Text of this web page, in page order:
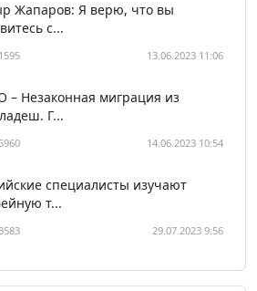
Жапаров: Я верю, что вы
с...
13.06.2023 11:06
– Незаконная миграция из
Г...
14.06.2023 10:54
специалисты изучают
т...
29.07.2023 9:56